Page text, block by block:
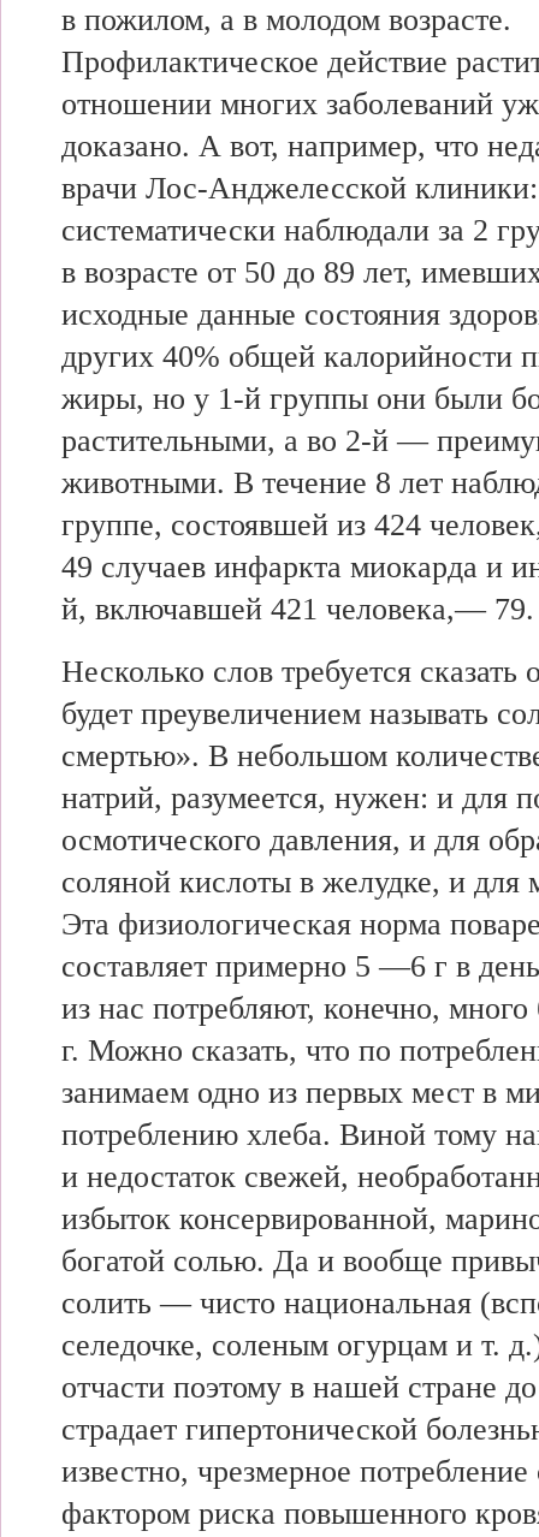
в пожилом, а в молодом возрасте.
Профилактическое действие
отношении многих заболеваний
доказано. А вот, например, что
врачи Лос-Анджелесской
систематически наблюдали за 2
в возрасте от 50 до 89 лет,
исходные данные состояния
других 40% общей калорийности
жиры, но у 1-й группы они были
растительными, а во 2-й —
животными. В течение 8 лет
группе, состоявшей из 424
49 случаев инфаркта миокарда и
й, включавшей 421 человека,— 79.
Несколько слов требуется
будет преувеличением называть
смертью». В небольшом
натрий, разумеется, нужен: и для
осмотического давления, и для
соляной кислоты в желудке, и для
Эта физиологическая норма
составляет примерно 5 —6 г в
из нас потребляют, конечно,
г. Можно сказать, что по
занимаем одно из первых мест в
потреблению хлеба. Виной тому
и недостаток свежей,
избыток консервированной,
богатой солью. Да и вообще
солить — чисто национальная
селедочке, соленым огурцам и т.
отчасти поэтому в нашей стране
страдает гипертонической
известно, чрезмерное потребление
фактором риска повышенного